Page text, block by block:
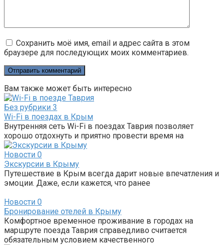
Сохранить моё имя, email и адрес сайта в этом
браузере для последующих моих комментариев.
Вам также может быть интересно
Без рубрики 3
Wi-Fi в поездах в Крым
Внутренняя сеть Wi-Fi в поездах Таврия позволяет
хорошо отдохнуть и приятно провести время на
Новости 0
Экскурсии в Крыму
Путешествие в Крым всегда дарит новые впечатления и
эмоции. Даже, если кажется, что ранее
Новости 0
Бронирование отелей в Крыму
Комфортное временное проживание в городах на
маршруте поезда Таврия справедливо считается
обязательным условием качественного